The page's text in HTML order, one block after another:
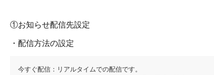
①お知らせ配信先設定
・配信方法の設定
今すぐ配信：リアルタイムでの配信です。